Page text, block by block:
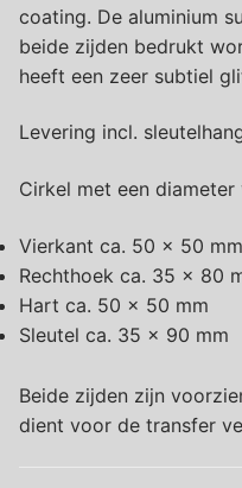
coating. De aluminium
beide zijden bedrukt
heeft een zeer subtiel
Levering incl.
Cirkel met een
Vierkant ca. 50 x 50 mm
Rechthoek ca. 35 x 80
Hart ca. 50 x 50 mm
Sleutel ca. 35 x 90 mm
Beide zijden zijn
dient voor de transfer